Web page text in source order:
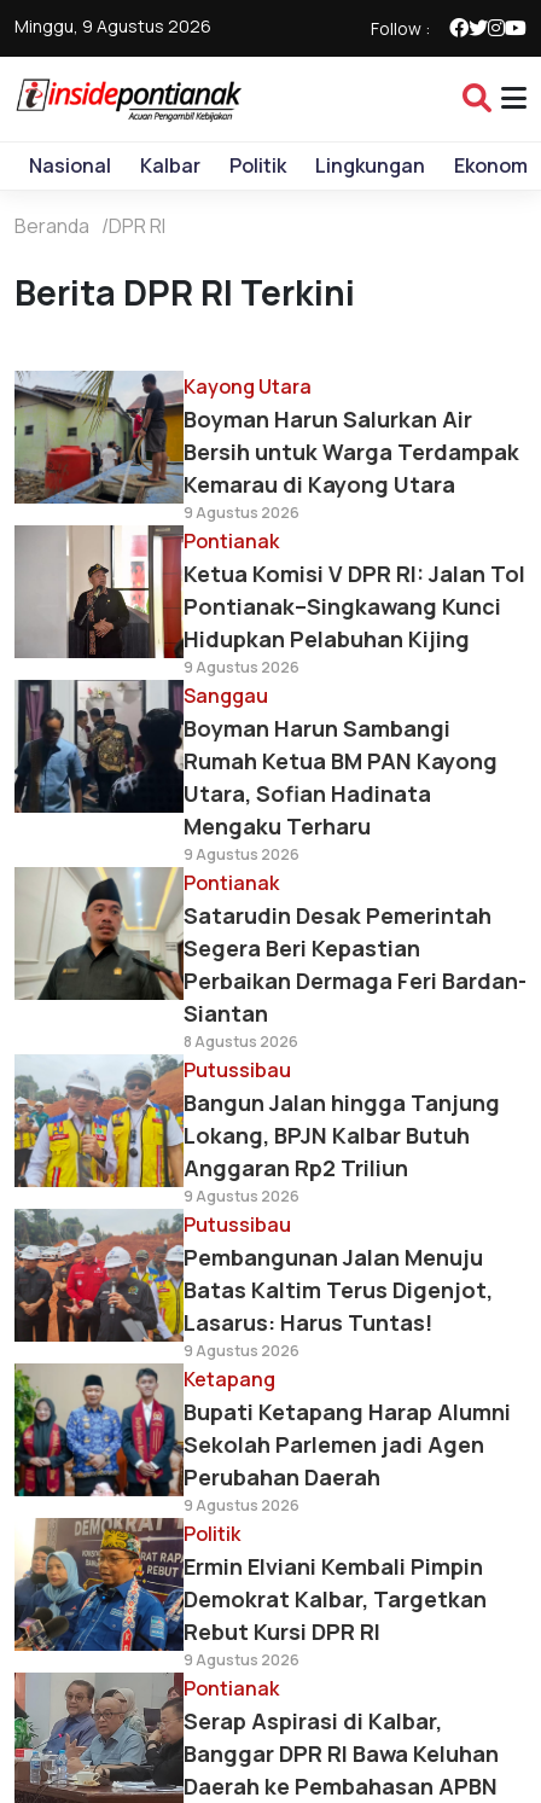
Minggu, 9 Agustus 2026 Follow :
Nasional Kalbar Politik Lingkungan Ekonomi
Beranda DPR RI
Berita DPR RI Terkini
Kayong Utara
Boyman Harun Salurkan Air
Bersih untuk Warga Terdampak
Kemarau di Kayong Utara
9 Agustus 2026
Pontianak
Ketua Komisi V DPR RI: Jalan Tol
Pontianak–Singkawang Kunci
Hidupkan Pelabuhan Kijing
9 Agustus 2026
Sanggau
Boyman Harun Sambangi
Rumah Ketua BM PAN Kayong
Utara, Sofian Hadinata
Mengaku Terharu
9 Agustus 2026
Pontianak
Satarudin Desak Pemerintah
Segera Beri Kepastian
Perbaikan Dermaga Feri Bardan-
Siantan
8 Agustus 2026
Putussibau
Bangun Jalan hingga Tanjung
Lokang, BPJN Kalbar Butuh
Anggaran Rp2 Triliun
9 Agustus 2026
Putussibau
Pembangunan Jalan Menuju
Batas Kaltim Terus Digenjot,
Lasarus: Harus Tuntas!
9 Agustus 2026
Ketapang
Bupati Ketapang Harap Alumni
Sekolah Parlemen jadi Agen
Perubahan Daerah
9 Agustus 2026
Politik
Ermin Elviani Kembali Pimpin
Demokrat Kalbar, Targetkan
Rebut Kursi DPR RI
9 Agustus 2026
Pontianak
Serap Aspirasi di Kalbar,
Banggar DPR RI Bawa Keluhan
Daerah ke Pembahasan APBN